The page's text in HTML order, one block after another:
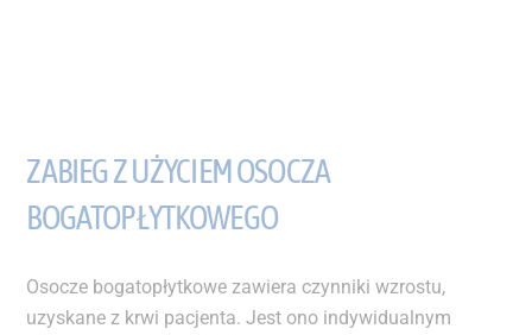
ZABIEG Z UŻYCIEM OSOCZA
BOGATOPŁYTKOWEGO
Osocze bogatopłytkowe zawiera czynniki wzrostu,
uzyskane z krwi pacjenta. Jest ono indywidualnym